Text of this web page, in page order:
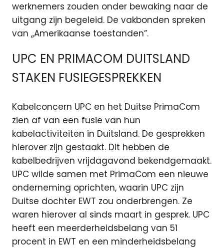
werknemers zouden onder bewaking naar de
uitgang zijn begeleid. De vakbonden spreken
van ,,Amerikaanse toestanden”.
UPC EN PRIMACOM DUITSLAND
STAKEN FUSIEGESPREKKEN
Kabelconcern UPC en het Duitse PrimaCom
zien af van een fusie van hun
kabelactiviteiten in Duitsland. De gesprekken
hierover zijn gestaakt. Dit hebben de
kabelbedrijven vrijdagavond bekendgemaakt.
UPC wilde samen met PrimaCom een nieuwe
onderneming oprichten, waarin UPC zijn
Duitse dochter EWT zou onderbrengen. Ze
waren hierover al sinds maart in gesprek. UPC
heeft een meerderheidsbelang van 51
procent in EWT en een minderheidsbelang